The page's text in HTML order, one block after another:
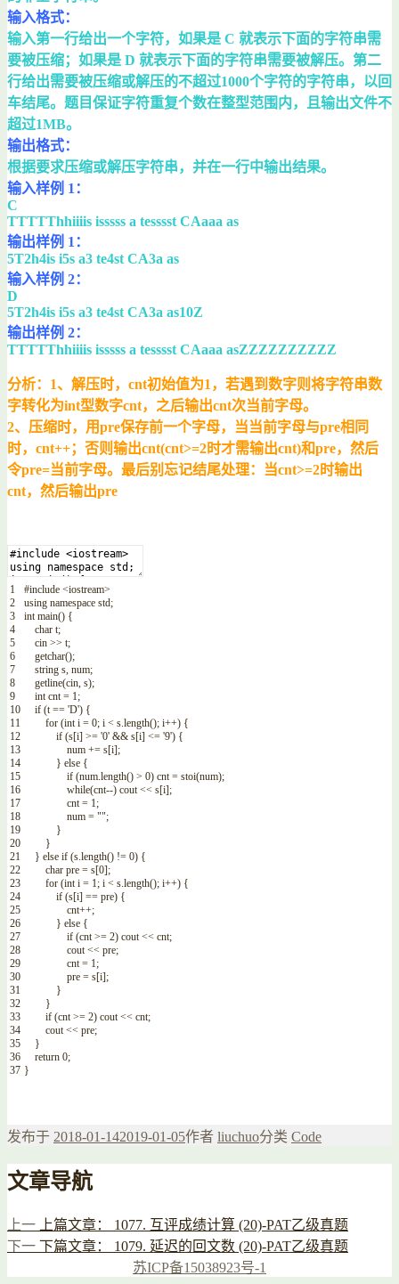
输入格式：
输入第一行给出一个字符，如果是 C 就表示下面的字符串需
要被压缩；如果是 D 就表示下面的字符串需要被解压。第二
行给出需要被压缩或解压的不超过1000个字符的字符串，以回
车结尾。题目保证字符重复个数在整型范围内，且输出文件不
超过1MB。
输出格式：
根据要求压缩或解压字符串，并在一行中输出结果。
输入样例 1：
C
TTTTThhiiiis isssss a tesssst CAaaa as
输出样例 1：
5T2h4is i5s a3 te4st CA3a as
输入样例 2：
D
5T2h4is i5s a3 te4st CA3a as10Z
输出样例 2：
TTTTThhiiiis isssss a tesssst CAaaa asZZZZZZZZZZ
分析：1、解压时，cnt初始值为1，若遇到数字则将字符串数
字转化为int型数字cnt，之后输出cnt次当前字母。
2、压缩时，用pre保存前一个字母，当当前字母与pre相同
时，cnt++；否则输出cnt(cnt>=2时才需输出cnt)和pre，然后
令pre=当前字母。最后别忘记结尾处理：当cnt>=2时输出
cnt，然后输出pre
1
2
3
4
5
6
7
8
9
10
11
12
13
14
15
16
17
18
19
20
21
22
23
24
25
26
27
28
29
30
31
32
33
34
35
36
37
#include <iostream>
using namespace std;
int main() {
char t;
cin >> t;
getchar();
string s, num;
getline(cin, s);
int cnt = 1;
if (t == 'D') {
for (int i = 0; i < s.length(); i++) {
if (s[i] >= '0' && s[i] <= '9') {
num += s[i];
} else {
if (num.length() > 0) cnt = stoi(num);
while(cnt--) cout << s[i];
cnt = 1;
num = "";
}
}
} else if (s.length() != 0) {
char pre = s[0];
for (int i = 1; i < s.length(); i++) {
if (s[i] == pre) {
cnt++;
} else {
if (cnt >= 2) cout << cnt;
cout << pre;
cnt = 1;
pre = s[i];
}
}
if (cnt >= 2) cout << cnt;
cout << pre;
}
return 0;
}
发布于 2018-01-142019-01-05作者 liuchuo分类 Code
文章导航
上一 上篇文章：
1077. 互评成绩计算 (20)-PAT乙级真题
下一 下篇文章：
1079. 延迟的回文数 (20)-PAT乙级真题
苏ICP备15038923号-1